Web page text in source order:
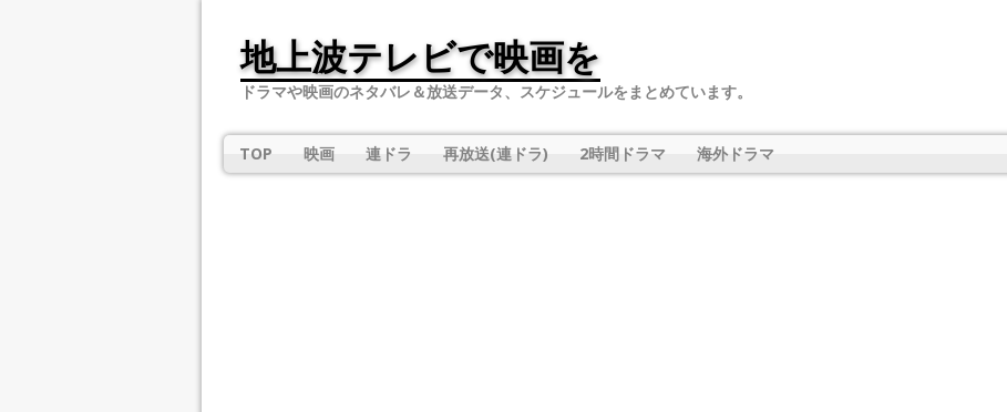
地上波テレビで映画を
ドラマや映画のネタバレ＆放送データ、スケジュールをまとめています。
TOP 映画 連ドラ 再放送(連ドラ) 2時間ドラマ 海外ドラマ